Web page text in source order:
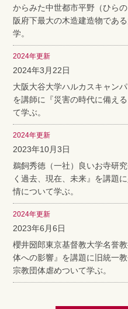
からみた中世都市平野（ひら
阪府下最大の木造建造物であ
学。
2024年更新
2024年3月22日
大阪大谷大学ハルカスキャン
を講師に『災害の時代に備え
て学ぶ。
2024年更新
2023年10月3日
鵜飼秀徳（一社）良いお寺研
く過去、現在、未来』を講題
情について学ぶ。
2024年更新
2023年6月6日
櫻井圀郎東京基督教大学名誉
体への影響』を講題に旧統一
宗教団体虐めついて学ぶ。